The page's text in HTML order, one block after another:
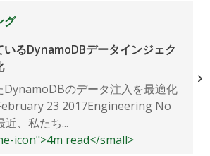
グ
るDynamoDBデータインジェク
DynamoDBのデータ注入を最適化
23 2017Engineering No
、私たち...
icon">4m read</small>